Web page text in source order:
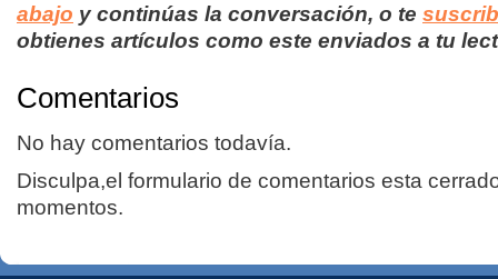
abajo y continúas la conversación, o te
obtienes artículos como este enviados a tu
Comentarios
No hay comentarios todavía.
Disculpa,el formulario de comentarios esta
momentos.